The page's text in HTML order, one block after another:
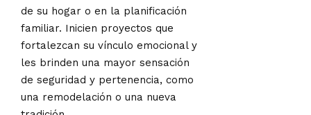
de su hogar o en la planificación
familiar. Inicien proyectos que
fortalezcan su vínculo emocional y
les brinden una mayor sensación
de seguridad y pertenencia, como
una remodelación o una nueva